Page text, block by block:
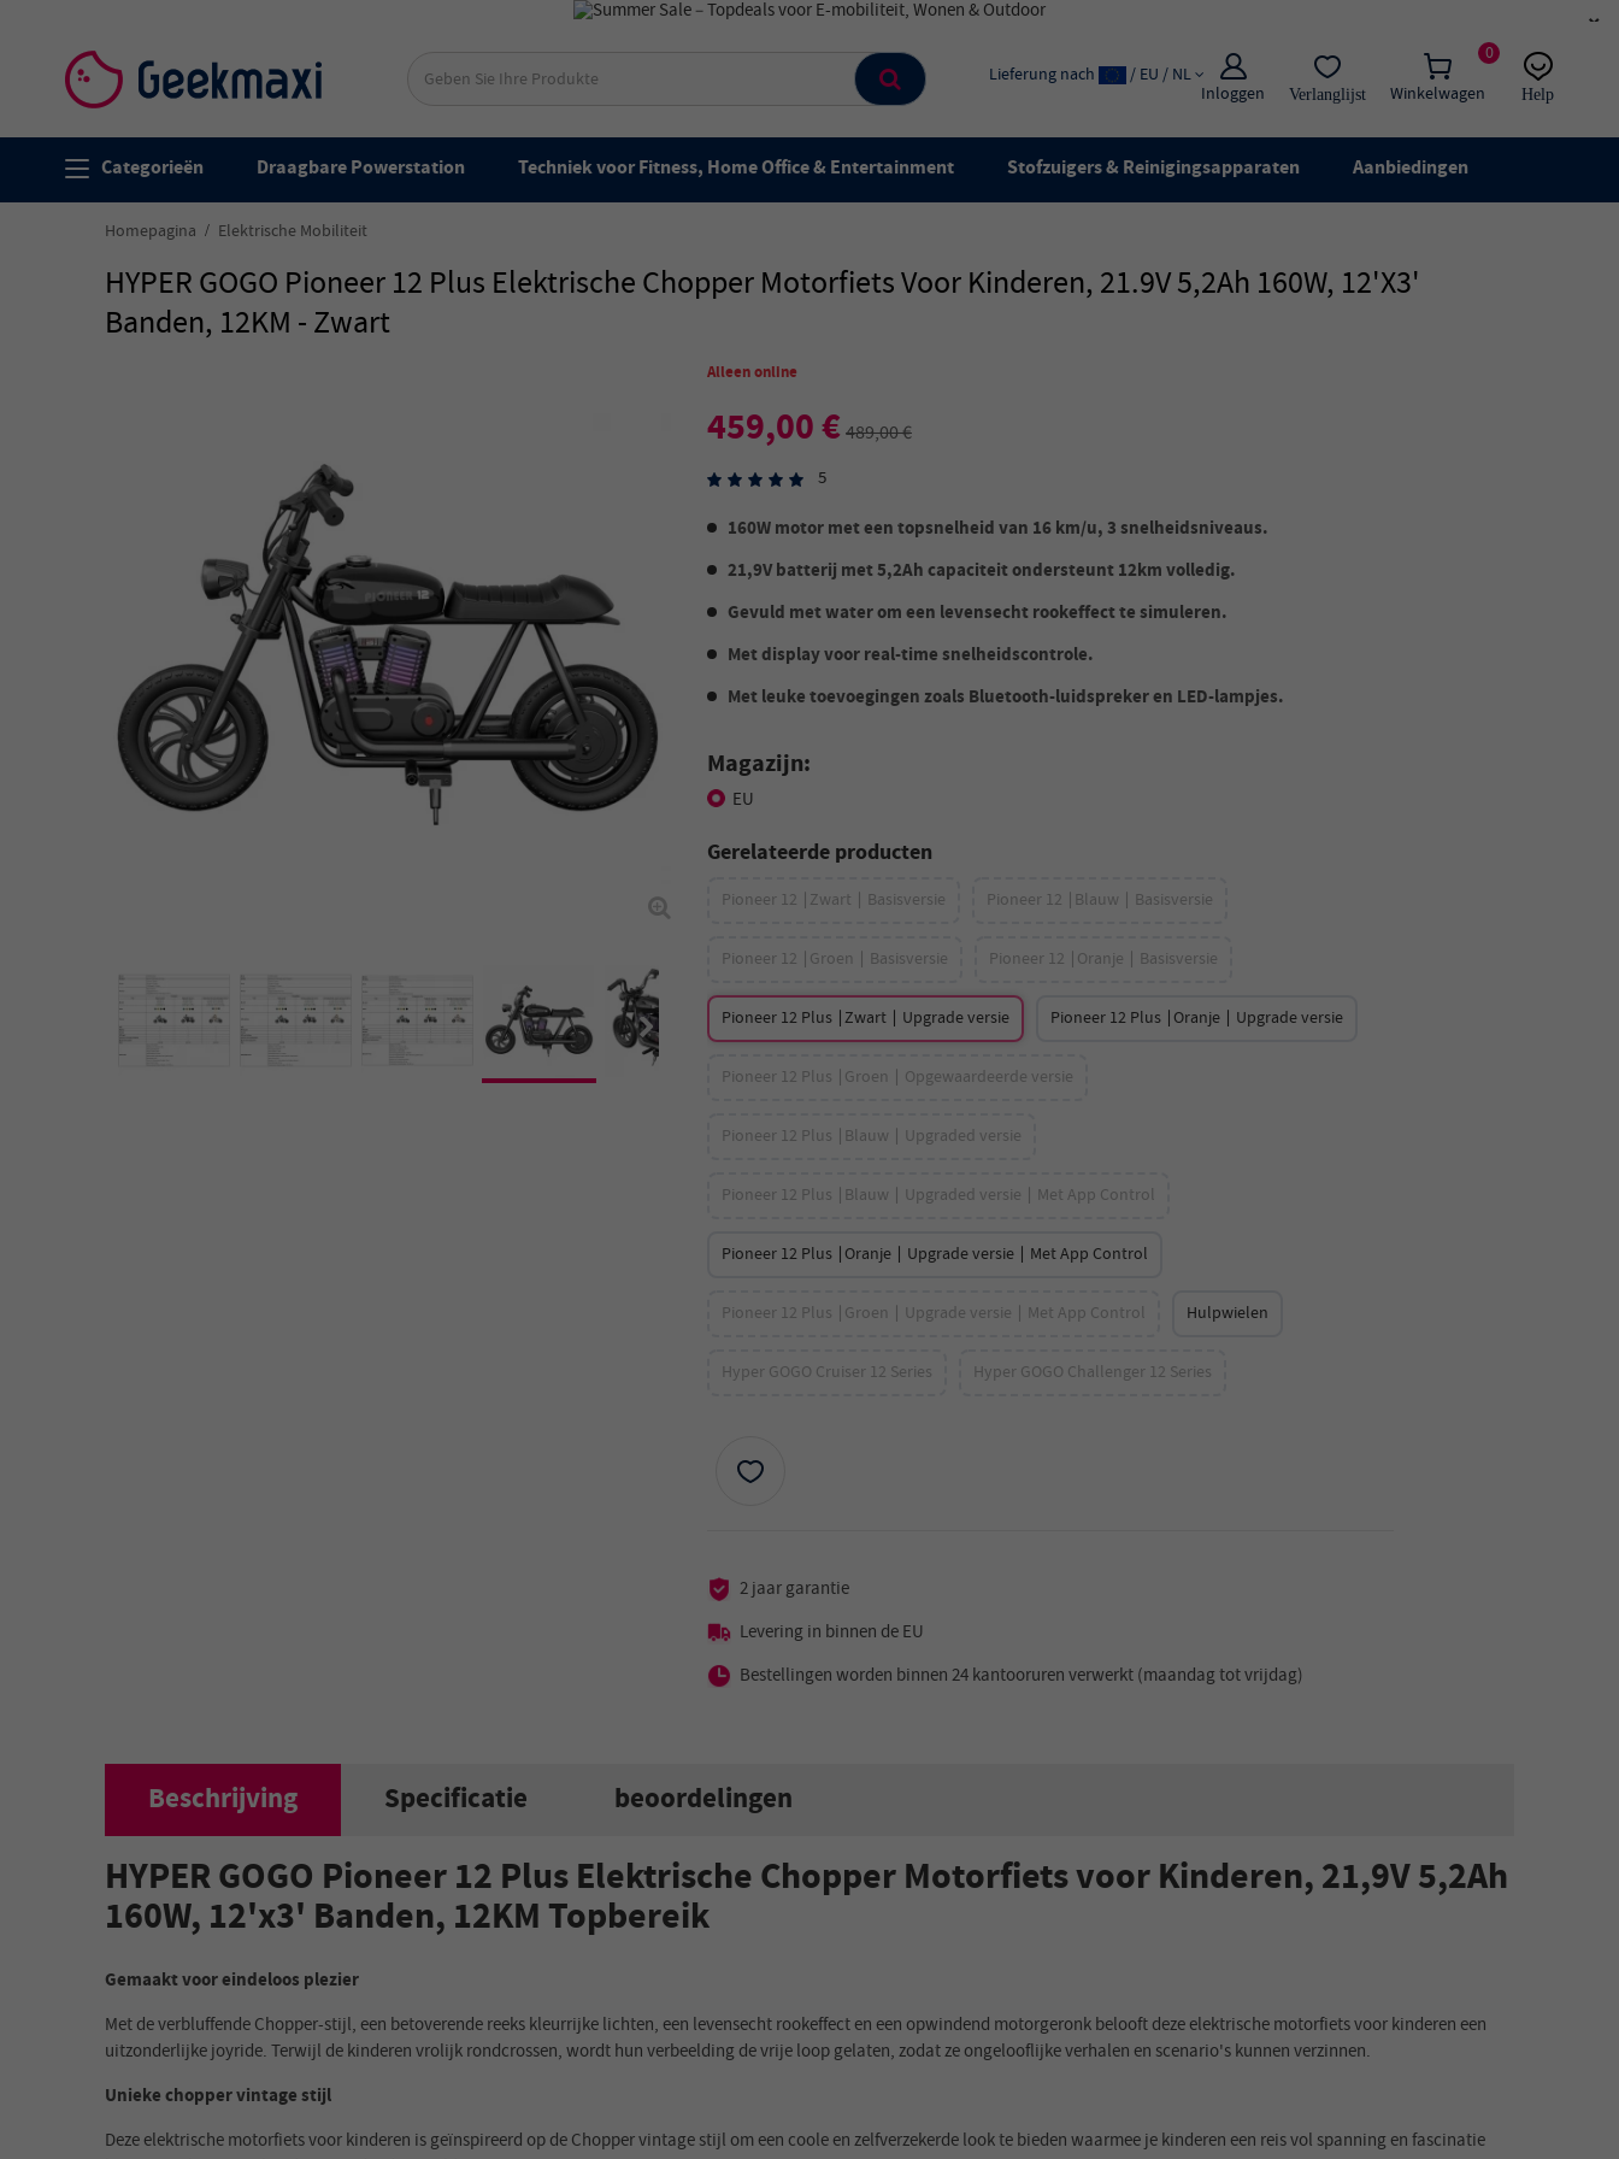
×
0
Winkelwagen
Inloggen Verlanglijst
Lieferung nach / EU / NL
Help
Live chat
Categorieën Draagbare Powerstation Techniek voor Fitness, Home Office & Entertainment Stofzuigers & Reinigingsapparaten Aanbiedingen
Homepagina Elektrische Mobiliteit
HYPER GOGO Pioneer 12 Plus Elektrische Chopper Motorfiets Voor Kinderen, 21.9V 5,2Ah 160W, 12'x3'
Banden, 12KM - Zwart
Alleen online
459,00 €489,00 €
5
160W motor met een topsnelheid van 16 km/u, 3 snelheidsniveaus.
21,9V batterij met 5,2Ah capaciteit ondersteunt 12km volledig.
Gevuld met water om een levensecht rookeffect te simuleren.
Met display voor real-time snelheidscontrole.
Met leuke toevoegingen zoals Bluetooth-luidspreker en LED-lampjes.
Magazijn:
EU
Gerelateerde producten
Pioneer 12 ∣Zwart ∣ Basisversie Pioneer 12 ∣Blauw ∣ Basisversie
Pioneer 12 ∣Groen ∣ Basisversie Pioneer 12 ∣Oranje ∣ Basisversie
Pioneer 12 Plus ∣Zwart ∣ Upgrade versie Pioneer 12 Plus ∣Oranje ∣ Upgrade versie
Pioneer 12 Plus ∣Groen ∣ Opgewaardeerde versie
Pioneer 12 Plus ∣Blauw ∣ Upgraded versie
Pioneer 12 Plus ∣Blauw ∣ Upgraded versie ∣ Met App Control
Pioneer 12 Plus ∣Oranje ∣ Upgrade versie ∣ Met App Control
Pioneer 12 Plus ∣Groen ∣ Upgrade versie ∣ Met App Control Hulpwielen
Hyper GOGO Cruiser 12 Series Hyper GOGO Challenger 12 Series
2 jaar garantie
Levering in binnen de EU
Bestellingen worden binnen 24 kantooruren verwerkt (maandag tot vrijdag)
Beschrijving Specificatie beoordelingen
HYPER GOGO Pioneer 12 Plus Elektrische Chopper Motorfiets voor Kinderen, 21,9V 5,2Ah
160W, 12'x3' Banden, 12KM Topbereik
Gemaakt voor eindeloos plezier
Met de verbluffende Chopper-stijl, een betoverende reeks kleurrijke lichten, een levensecht rookeffect en een opwindend motorgeronk belooft deze elektrische motorfiets voor kinderen een
uitzonderlijke joyride. Terwijl de kinderen vrolijk rondcrossen, wordt hun verbeelding de vrije loop gelaten, zodat ze ongelooflijke verhalen en scenario's kunnen verzinnen.
Unieke chopper vintage stijl
Deze elektrische motorfiets voor kinderen is geïnspireerd op de Chopper vintage stijl om een coole en zelfverzekerde look te bieden waarmee je kinderen een reis vol spanning en fascinatie